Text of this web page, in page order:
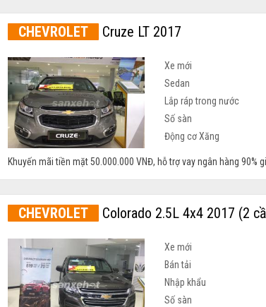
CHEVROLET Cruze LT 2017
Xe mới
Sedan
Lắp ráp trong nước
Số sàn
Động cơ Xăng
Khuyến mãi tiền mặt 50.000.000 VNĐ, hỗ trợ vay ngân hàng 90%
CHEVROLET Colorado 2.5L 4x4 2017 (2
Xe mới
Bán tải
Nhập khẩu
Số sàn